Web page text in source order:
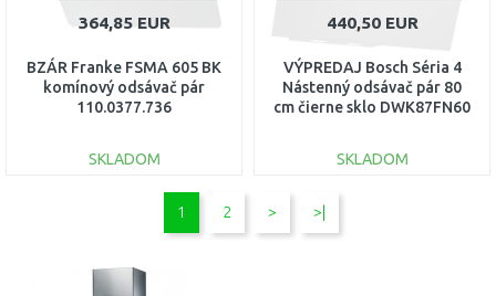
364,85 EUR
BZÁR Franke FSMA 605 BK
komínový odsávač pár
110.0377.736
SKLADOM
DO KOŠÍKA
440,50 EUR
VÝPREDAJ Bosch Séria 4
Nástenný odsávač pár 80
cm čierne sklo DWK87FN60
SKLADOM
1 2 > >|